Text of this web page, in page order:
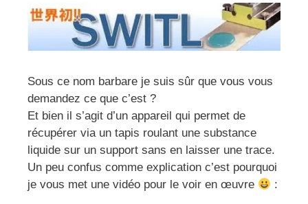
Sous ce nom barbare je suis sûr que vous vous
demandez ce que c’est ?
Et bien il s’agit d’un appareil qui permet de
récupérer via un tapis roulant une substance
liquide sur un support sans en laisser une trace.
Un peu confus comme explication c’est pourquoi
je vous met une vidéo pour le voir en œuvre
: